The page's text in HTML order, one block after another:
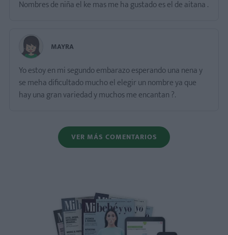
Nombres de niña el ke mas me ha gustado es el de aitana .
MAYRA
Yo estoy en mi segundo embarazo esperando una nena y
se meha dificultado mucho el elegir un nombre ya que
hay una gran variedad y muchos me encantan ?.
VER MÁS COMENTARIOS